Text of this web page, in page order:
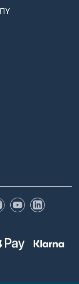
Instagram
YouTubeLinkedIn